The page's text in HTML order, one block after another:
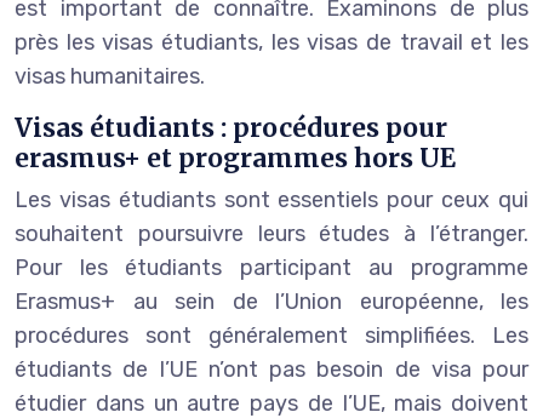
est important de connaître. Examinons de plus
près les visas étudiants, les visas de travail et les
visas humanitaires.
Visas étudiants : procédures pour
erasmus+ et programmes hors UE
Les visas étudiants sont essentiels pour ceux qui
souhaitent poursuivre leurs études à l’étranger.
Pour les étudiants participant au programme
Erasmus+ au sein de l’Union européenne, les
procédures sont généralement simplifiées. Les
étudiants de l’UE n’ont pas besoin de visa pour
étudier dans un autre pays de l’UE, mais doivent